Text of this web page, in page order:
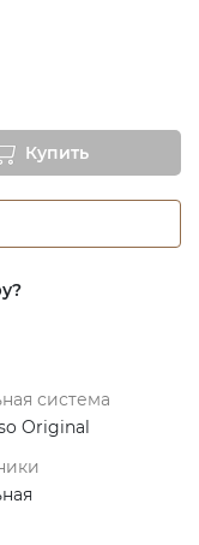
Купить
система
Original